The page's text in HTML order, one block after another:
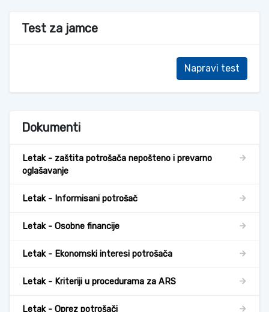
Test za jamce
Napravi test
Dokumenti
Letak - zaštita potrošača nepošteno i prevarno
oglašavanje
Letak - Informisani potrošač
Letak - Osobne financije
Letak - Ekonomski interesi potrošača
Letak - Kriteriji u procedurama za ARS
Letak - Oprez potrošači